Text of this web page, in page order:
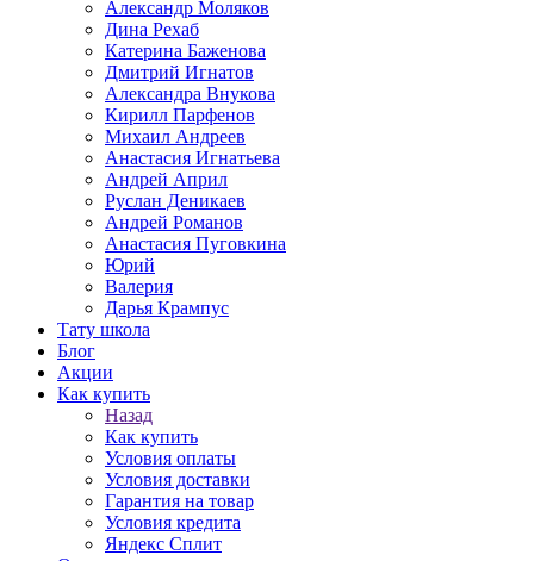
Александр Моляков
Дина Рехаб
Катерина Баженова
Дмитрий Игнатов
Александра Внукова
Кирилл Парфенов
Михаил Андреев
Анастасия Игнатьева
Андрей Април
Руслан Деникаев
Андрей Романов
Анастасия Пуговкина
Юрий
Валерия
Дарья Крампус
Тату школа
Блог
Акции
Как купить
Назад
Как купить
Условия оплаты
Условия доставки
Гарантия на товар
Условия кредита
Яндекс Сплит